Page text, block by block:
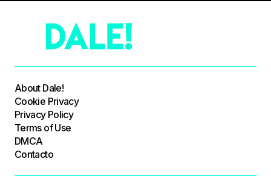
About Dale!
Cookie Privacy
Privacy Policy
Terms of Use
DMCA
Contacto